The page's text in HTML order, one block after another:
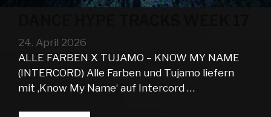
24. April 2026
ALLE FARBEN X TUJAMO – KNOW MY NAME
(INTERCORD) Alle Farben und Tujamo liefern
mit ‚Know My Name‘ auf Intercord …